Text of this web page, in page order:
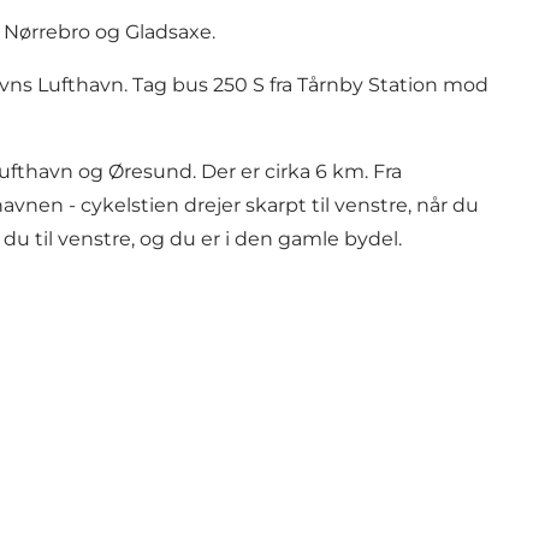
og Gladsaxe.
Lufthavn. Tag bus 250 S fra Tårnby Station mod
og Øresund. Der er cirka 6 km. Fra
- cykelstien drejer skarpt til venstre, når du
til venstre, og du er i den gamle bydel.